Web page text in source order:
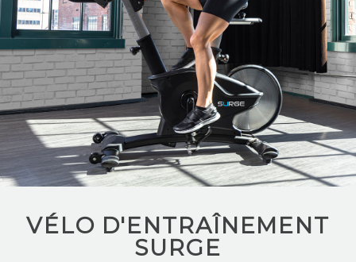
VÉLO D'ENTRAÎNEMENT
SURGE